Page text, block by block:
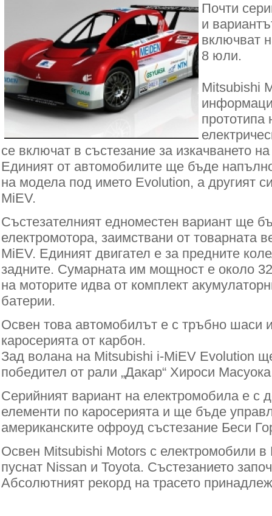
Почти
и
включват
8 юли.
Mitsubishi
прототипа
се включат в състезание за изкачването
Единият от автомобилите ще бъде
на модела под името Evolution, а другият
MiEV.
Състезателният едноместен вариант ще
електромотора, заимствани от товарната
MiEV. Единият двигател е за предните
задните. Сумарната им мощност е около
на моторите идва от комплект
батерии.
Освен това автомобилът е с тръбно шаси
каросерията от карбон.
Зад волана на Mitsubishi i-MiEV Evolution
победител от рали „Дакар“ Хироси
Серийният вариант на електромобила е с
елементи по каросерията и ще бъде
американските офроуд състезание Беси
Освен Mitsubishi Motors с електромобили
пуснат Nissan и Toyota. Състезанието
Абсолютният рекорд на трасето